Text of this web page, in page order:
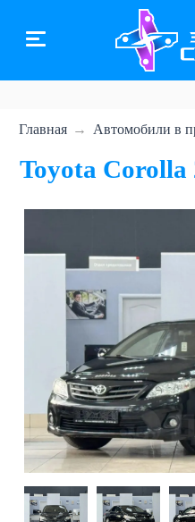
основному
Главная Автомобили в
Toyota Corolla